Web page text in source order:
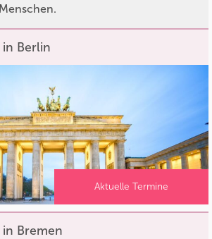
in Berlin
Aktuelle Termine
Bremen